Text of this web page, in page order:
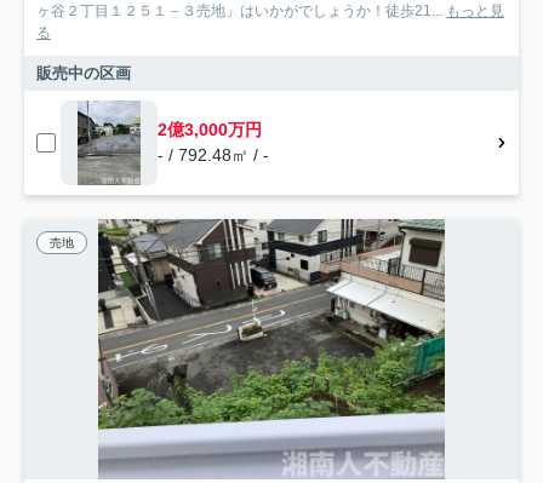
ヶ谷２丁目１２５１－３売地」はいかがでしょうか！徒歩21... もっと見
る
販売中の区画
2億3,000万円
- / 792.48㎡ / -
売地